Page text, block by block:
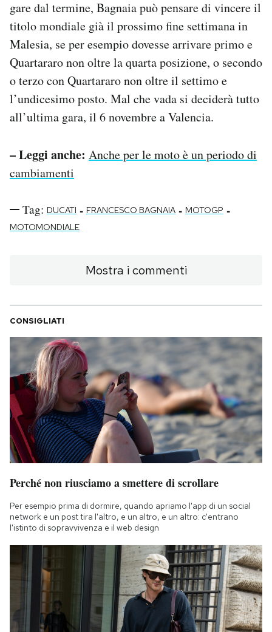
gare dal termine, Bagnaia può pensare di vincere il
titolo mondiale già il prossimo fine settimana in
Malesia, se per esempio dovesse arrivare primo e
Quartararo non oltre la quarta posizione, o secondo
o terzo con Quartararo non oltre il settimo e
l’undicesimo posto. Mal che vada si deciderà tutto
all’ultima gara, il 6 novembre a Valencia.
– Leggi anche: Anche per le moto è un periodo di
cambiamenti
Tag: DUCATI - FRANCESCO BAGNAIA - MOTOGP -
MOTOMONDIALE
Mostra i commenti
CONSIGLIATI
Perché non riusciamo a smettere di scrollare
Per esempio prima di dormire, quando apriamo l'app di un social
network e un post tira l'altro, e un altro, e un altro: c'entrano
l'istinto di sopravvivenza e il web design